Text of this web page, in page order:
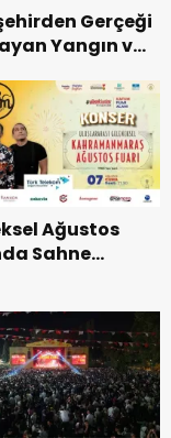
Gerçeği
Yangın ve
Ağustos
Sahne